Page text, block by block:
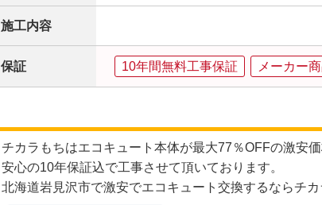
施工内容
保証 10年間無料工事保証 メーカー
チカラもちはエコキュート本体が最大77％OFFの激安
安心の10年保証込で工事させて頂いております。
北海道岩見沢市で激安でエコキュート交換するならチ